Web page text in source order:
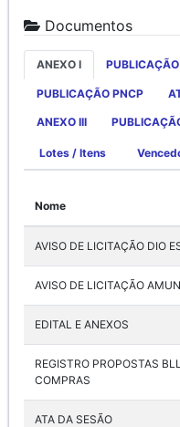
Documentos
ANEXO I
PUBLICAÇÃO PNCP
ANEXO III
Lotes / Itens
Nome
AVISO DE LICITAÇÃO DIO
AVISO DE LICITAÇÃO
EDITAL E ANEXOS
REGISTRO PROPOSTAS BLL
COMPRAS
ATA DA SESÃO